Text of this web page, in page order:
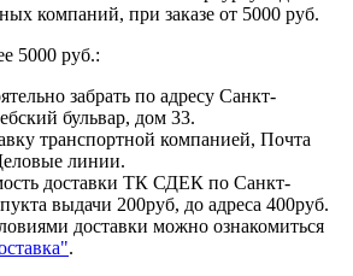
компаний, при заказе от 5000 руб.
5000 руб.:
забрать по адресу Санкт-
бульвар, дом 33.
транспортной компанией, Почта
линии.
доставки ТК СДЕК по Санкт-
выдачи 200руб, до адреса 400руб.
доставки можно ознакомиться
.